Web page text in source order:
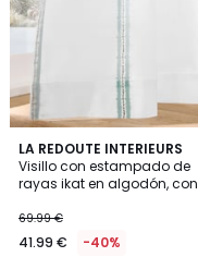
LA REDOUTE INTERIEURS
Visillo con estampado de
rayas ikat en algodón, con
69.99 €
41.99 € -40%